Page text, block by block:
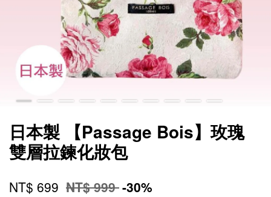
日本製 【Passage Bois】玫瑰
雙層拉鍊化妝包
NT$ 699 NT$ 999-30%